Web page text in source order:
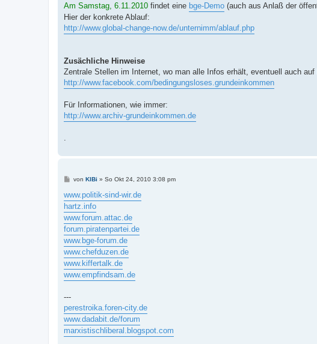
Am Samstag, 6.11.2010 findet eine bge-Demo (auch aus Anlaß der
Hier der konkrete Ablauf:
http://www.global-change-now.de/unternimm/ablauf.php
Zusächliche Hinweise
Zentrale Stellen im Internet, wo man alle Infos erhält, eventuell auch
http://www.facebook.com/bedingungsloses.grundeinkommen
Für Informationen, wie immer:
http://www.archiv-grundeinkommen.de
B
i
t
r
a
g
von KlBi » So Okt 24, 2010 3:08 pm
www.politik-sind-wir.de
hartz.info
www.forum.attac.de
forum.piratenpartei.de
www.bge-forum.de
www.chefduzen.de
www.kiffertalk.de
www.empfindsam.de
---
perestroika.foren-city.de
www.dadabit.de/forum
marxistischliberal.blogspot.com